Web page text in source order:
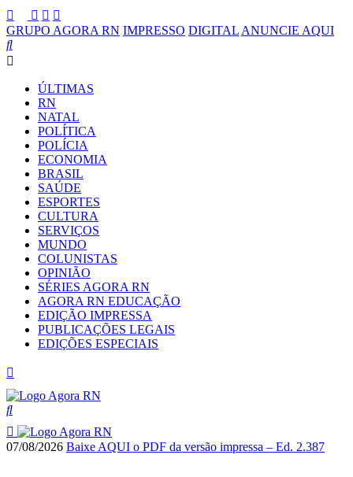
GRUPO AGORA RN IMPRESSO DIGITAL ANUNCIE AQUI
ÚLTIMAS
RN
NATAL
POLÍTICA
POLÍCIA
ECONOMIA
BRASIL
SAÚDE
ESPORTES
CULTURA
SERVIÇOS
MUNDO
COLUNISTAS
OPINIÃO
SÉRIES AGORA RN
AGORA RN EDUCAÇÃO
EDIÇÃO IMPRESSA
PUBLICAÇÕES LEGAIS
EDIÇÕES ESPECIAIS
07/08/2026 Baixe AQUI o PDF da versão impressa – Ed. 2.387